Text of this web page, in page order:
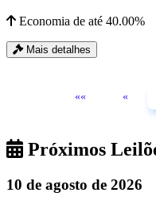
Economia de até 40.00%
Mais detalhes
«« «
Próximos
10 de agosto de 2026